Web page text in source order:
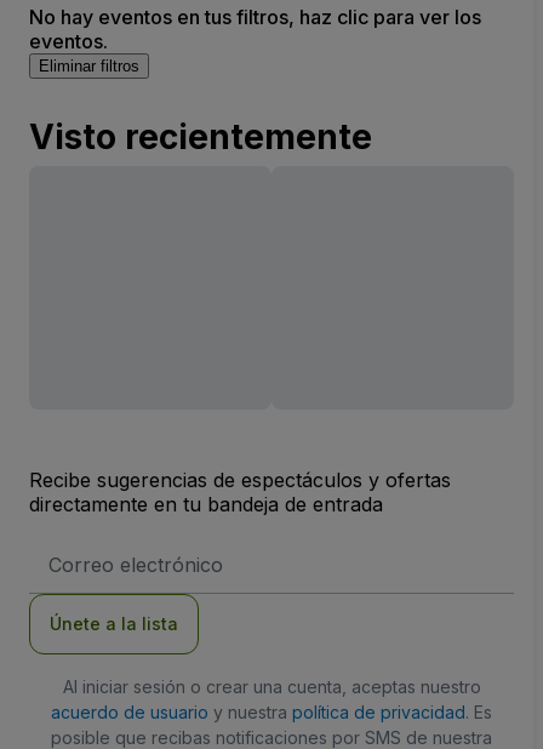
No hay eventos en tus filtros, haz clic para ver los
eventos.
Eliminar filtros
Visto recientemente
Recibe sugerencias de espectáculos y ofertas
directamente en tu bandeja de entrada
de
Únete a la lista
Al iniciar sesión o crear una cuenta, aceptas nuestro
acuerdo de usuario y nuestra política de privacidad. Es
posible que recibas notificaciones por SMS de nuestra